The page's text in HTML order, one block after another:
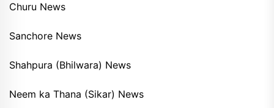
Churu News
Sanchore News
Shahpura (Bhilwara) News
Neem ka Thana (Sikar) News